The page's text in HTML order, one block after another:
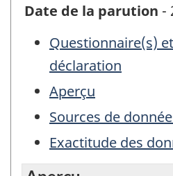
Date de la parution -
Questionnaire(s)
déclaration
Aperçu
Sources de
Exactitude des